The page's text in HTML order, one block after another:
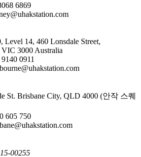
6869
Level 14, 460 Lonsdale Street,
3000 Australia
0911
St. Brisbane City, QLD 4000 (안작 스퀘
605 750
00255